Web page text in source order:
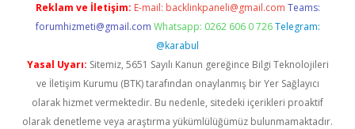
Reklam ve İletişim: E-mail: backlinkpaneli@gmail.com Teams:
forumhizmeti@gmail.com Whatsapp: 0262 606 0 726 Telegram:
@karabul
Yasal Uyarı: Sitemiz, 5651 Sayılı Kanun gereğince Bilgi Teknolojileri
ve İletişim Kurumu (BTK) tarafından onaylanmış bir Yer Sağlayıcı
olarak hizmet vermektedir. Bu nedenle, sitedeki içerikleri proaktif
olarak denetleme veya araştırma yükümlülüğümüz bulunmamaktadır.